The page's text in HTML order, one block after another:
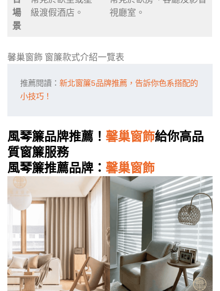
場
景
級渡假酒店。
視廳室。
馨巢窗飾 窗簾款式介紹一覽表
推薦閱讀：新北窗簾5品牌推薦，告訴你色系搭配的
小技巧！
風琴簾品牌推薦！ 馨巢窗飾給你高品
質窗簾服務
風琴簾推薦品牌： 馨巢窗飾